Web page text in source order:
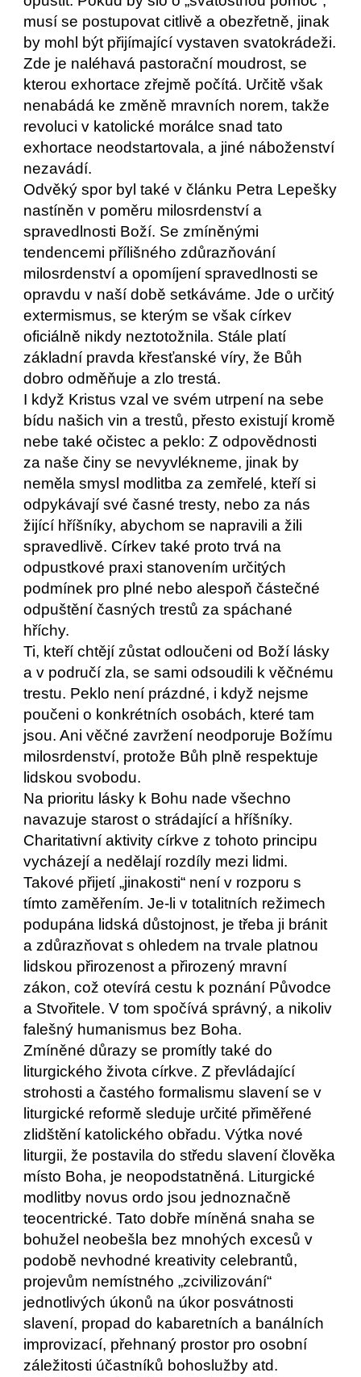
musí se postupovat citlivě a obezřetně, jinak
by mohl být přijímající vystaven svatokrádeži.
Zde je naléhavá pastorační moudrost, se
kterou exhortace zřejmě počítá. Určitě však
nenabádá ke změně mravních norem, takže
revoluci v katolické morálce snad tato
exhortace neodstartovala, a jiné náboženství
nezavádí.
Odvěký spor byl také v článku Petra Lepešky
nastíněn v poměru milosrdenství a
spravedlnosti Boží. Se zmíněnými
tendencemi přílišného zdůrazňování
milosrdenství a opomíjení spravedlnosti se
opravdu v naší době setkáváme. Jde o určitý
extermismus, se kterým se však církev
oficiálně nikdy neztotožnila. Stále platí
základní pravda křesťanské víry, že Bůh
dobro odměňuje a zlo trestá.
I když Kristus vzal ve svém utrpení na sebe
bídu našich vin a trestů, přesto existují kromě
nebe také očistec a peklo: Z odpovědnosti
za naše činy se nevyvlékneme, jinak by
neměla smysl modlitba za zemřelé, kteří si
odpykávají své časné tresty, nebo za nás
žijící hříšníky, abychom se napravili a žili
spravedlivě. Církev také proto trvá na
odpustkové praxi stanovením určitých
podmínek pro plné nebo alespoň částečné
odpuštění časných trestů za spáchané
hříchy.
Ti, kteří chtějí zůstat odloučeni od Boží lásky
a v područí zla, se sami odsoudili k věčnému
trestu. Peklo není prázdné, i když nejsme
poučeni o konkrétních osobách, které tam
jsou. Ani věčné zavržení neodporuje Božímu
milosrdenství, protože Bůh plně respektuje
lidskou svobodu.
Na prioritu lásky k Bohu nade všechno
navazuje starost o strádající a hříšníky.
Charitativní aktivity církve z tohoto principu
vycházejí a nedělají rozdíly mezi lidmi.
Takové přijetí „jinakosti“ není v rozporu s
tímto zaměřením. Je-li v totalitních režimech
podupána lidská důstojnost, je třeba ji bránit
a zdůrazňovat s ohledem na trvale platnou
lidskou přirozenost a přirozený mravní
zákon, což otevírá cestu k poznání Původce
a Stvořitele. V tom spočívá správný, a nikoliv
falešný humanismus bez Boha.
Zmíněné důrazy se promítly také do
liturgického života církve. Z převládající
strohosti a častého formalismu slavení se v
liturgické reformě sleduje určité přiměřené
zlidštění katolického obřadu. Výtka nové
liturgii, že postavila do středu slavení člověka
místo Boha, je neopodstatněná. Liturgické
modlitby novus ordo jsou jednoznačně
teocentrické. Tato dobře míněná snaha se
bohužel neobešla bez mnohých excesů v
podobě nevhodné kreativity celebrantů,
projevům nemístného „zcivilizování“
jednotlivých úkonů na úkor posvátnosti
slavení, propad do kabaretních a banálních
improvizací, přehnaný prostor pro osobní
záležitosti účastníků bohoslužby atd.